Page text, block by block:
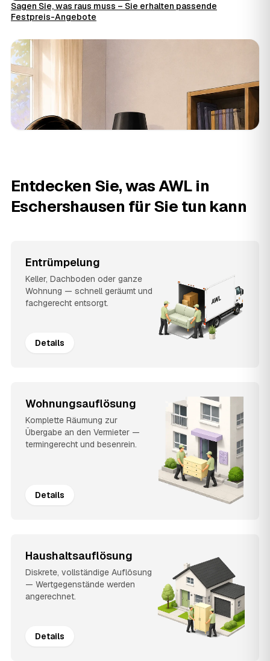
Sagen Sie, was raus muss – Sie erhalten passende
Festpreis-Angebote
Entdecken Sie, was AWL in
Eschershausen für Sie tun kann
Entrümpelung
Keller, Dachboden oder ganze
Wohnung — schnell geräumt und
fachgerecht entsorgt.
Details
Wohnungsauflösung
Komplette Räumung zur
Übergabe an den Vermieter —
termingerecht und besenrein.
Details
Haushaltsauflösung
Diskrete, vollständige Auflösung
— Wertgegenstände werden
angerechnet.
Details